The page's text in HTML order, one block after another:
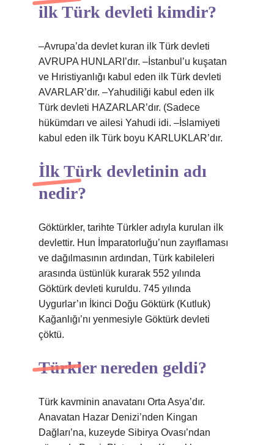
ilk Türk devleti kimdir?
–Avrupa’da devlet kuran ilk Türk devleti
AVRUPA HUNLARI’dır. –İstanbul’u kuşatan
ve Hıristiyanlığı kabul eden ilk Türk devleti
AVARLAR’dır. –Yahudiliği kabul eden ilk
Türk devleti HAZARLAR’dır. (Sadece
hükümdarı ve ailesi Yahudi idi. –İslamiyeti
kabul eden ilk Türk boyu KARLUKLAR’dır.
İlk Türk devletinin adı
nedir?
Göktürkler, tarihte Türkler adıyla kurulan ilk
devlettir. Hun İmparatorluğu’nun zayıflaması
ve dağılmasının ardından, Türk kabileleri
arasında üstünlük kurarak 552 yılında
Göktürk devleti kuruldu. 745 yılında
Uygurlar’ın İkinci Doğu Göktürk (Kutluk)
Kağanlığı’nı yenmesiyle Göktürk devleti
çöktü.
Türkler nereden geldi?
Türk kavminin anavatanı Orta Asya’dır.
Anavatan Hazar Denizi’nden Kingan
Dağları’na, kuzeyde Sibirya Ovası’ndan